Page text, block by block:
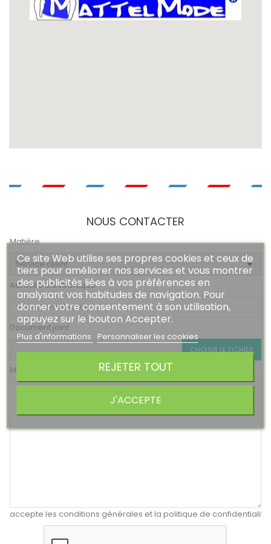
Ce site Web utilise ses propres cookies et ceux de
tiers pour améliorer nos services et vous montrer
des publicités liées à vos préférences en
analysant vos habitudes de navigation. Pour
donner votre consentement à son utilisation,
appuyez sur le bouton Accepter.
Plus d'informations Personnaliser les cookies
REJETER TOUT
J'ACCEPTE
NOUS CONTACTER
Matière
Adresse électronique
Document joint
CHOISIR LE FICHIER
Message
J'accepte les conditions générales et la politique de confidentialité